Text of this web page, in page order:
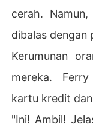
cerah.
dibalas dengan
Kerumunan
mereka.
kartu kredit
"Ini! Ambil!